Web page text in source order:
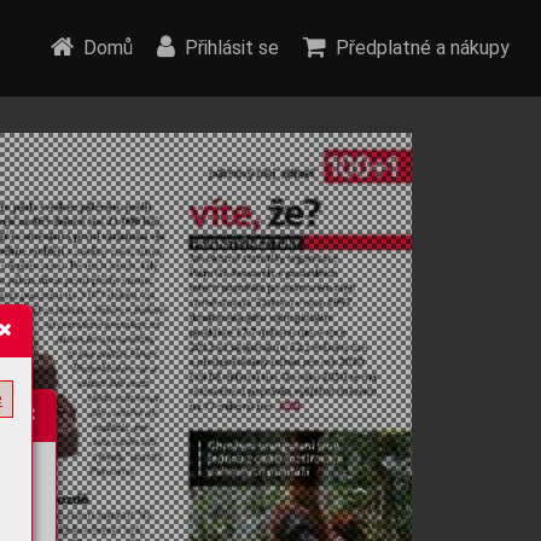
Domů Přihlásit se Předplatné a nákupy